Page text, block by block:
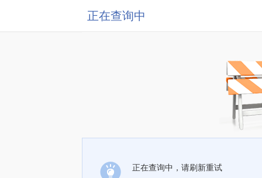
正在查询中
正在查询中，请刷新重试